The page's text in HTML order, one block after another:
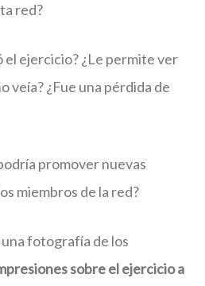
red?
el ejercicio? ¿Le permite ver
veía? ¿Fue una pérdida de
promover nuevas
miembros de la red?
fotografía de los
sobre el ejercicio a